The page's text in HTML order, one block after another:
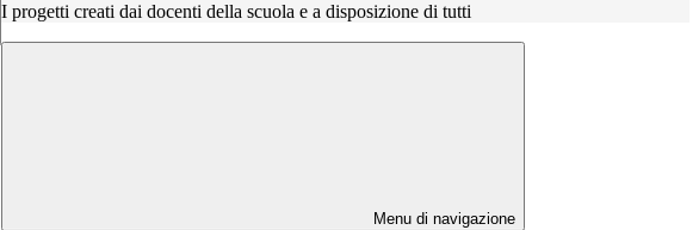
I progetti creati dai docenti della scuola e a disposizione di tutti
Menu di navigazione